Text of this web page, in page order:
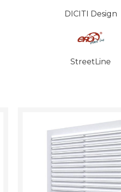
DICITI Design
StreetLine